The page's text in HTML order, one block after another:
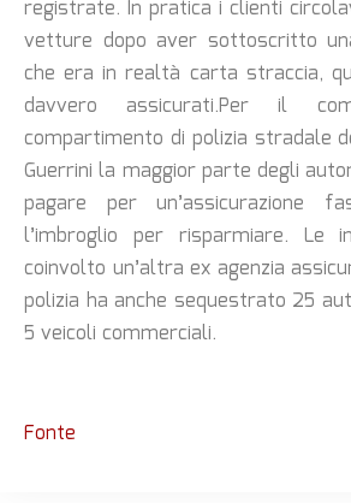
registrate. In pratica i clienti
vetture dopo aver sottoscritto
che era in realtà carta straccia,
davvero assicurati.Per il
compartimento di polizia stradale
Guerrini la maggior parte degli
pagare per un’assicurazione
l’imbroglio per risparmiare. Le
coinvolto un’altra ex agenzia
polizia ha anche sequestrato 25
5 veicoli commerciali.
Fonte